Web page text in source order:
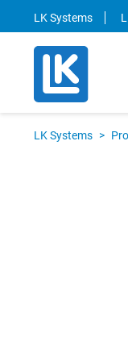
LK Systems
LK Systems
LK Systems är
ytterligare
LK Systems >